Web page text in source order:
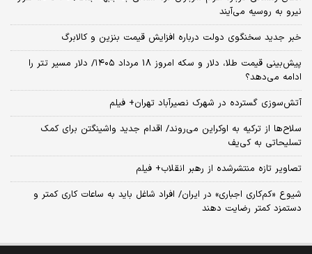
نیرو به روسیه می‌آیند
خبر جدید سخنگوی دولت درباره افزایش قیمت بنزین و کالابرگ
پیش‌بینی قیمت طلا، دلار و سکه امروز 18 مرداد ۱۴۰۵/ دلار مسیر تتر را
ادامه می‌دهد؟
آتش‌سوزی گسترده در شهرک نصیرآباد تهران+ فیلم
سلاح‌ها از ترکیه به اوکراین می‌روند/ اقدام جدید واشینگتن برای کمک
تسلیحاتی به کی‌یف
تصاویر تازه منتشرشده از رهبر انقلاب+ فیلم
شیوع «کم‌کاری اجباری» در ایران/ افراد شاغل باید به ساعات کاری کمتر و
دستمزد کمتر رضایت دهند